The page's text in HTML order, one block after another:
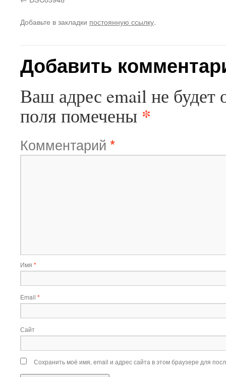
Добавьте в закладки постоянную ссылку.
Добавить
Ваш адрес email не будет
поля помечены *
Комментарий *
Имя *
Email *
Сайт
Сохранить моё имя, email и адрес сайта в этом браузере для